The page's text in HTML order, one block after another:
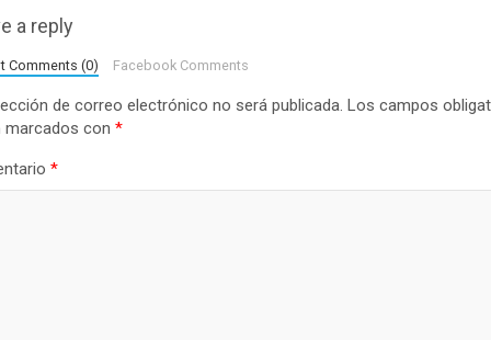
a reply
Comments (0) Facebook Comments
de correo electrónico no será publicada. Los campos
marcados con *
*